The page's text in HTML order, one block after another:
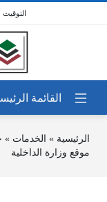
الرئيسية » الخدمات »
موقع وزارة الداخلية